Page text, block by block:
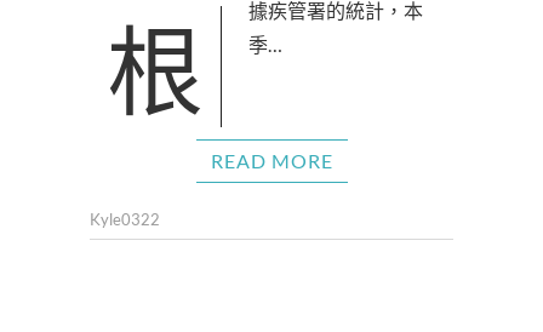
根據疾管署的統計，本 季…
READ MORE
Kyle0322